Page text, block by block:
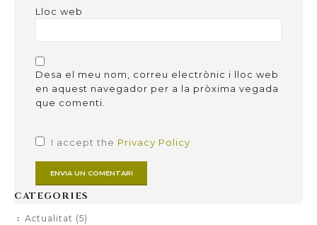
Lloc web
Desa el meu nom, correu electrònic i lloc web
en aquest navegador per a la pròxima vegada
que comenti.
I accept the Privacy Policy
CATEGORIES
Actualitat (5)